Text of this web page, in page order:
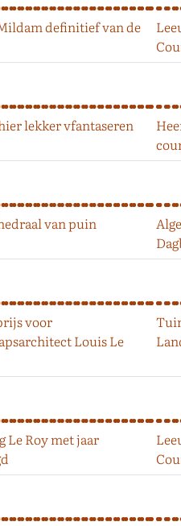
definitief van de
lekker vfantaseren
van puin
voor
Louis Le
Le Roy met jaar